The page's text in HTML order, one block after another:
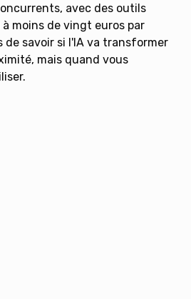
avec des outils
moins de vingt euros par
de savoir si l'IA va transformer
mais quand vous